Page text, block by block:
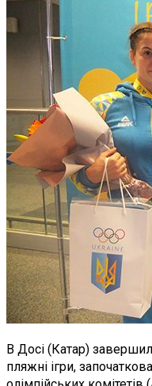
В Досі (Катар)
пляжні ігри,